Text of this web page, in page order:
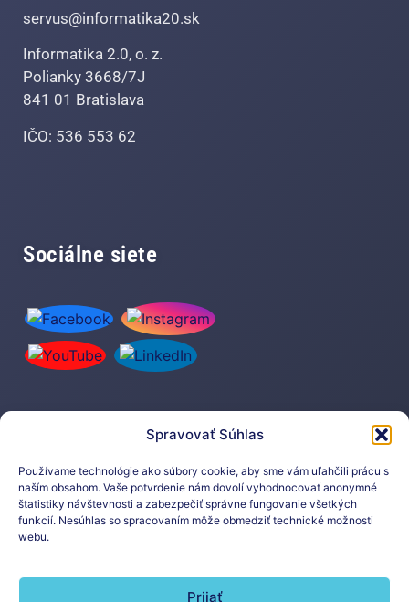
Spravovať Súhlas
Používame technológie ako súbory cookie, aby sme vám uľahčili prácu s
naším obsahom. Vaše potvrdenie nám dovolí vyhodnocovať anonymné
štatistiky návštevnosti a zabezpečiť správne fungovanie všetkých
funkcií. Nesúhlas so spracovaním môže obmedziť technické možnosti
webu.
Prijať
servus@informatika20.sk
Informatika 2.0, o. z.
Polianky 3668/7J
841 01 Bratislava
IČO: 536 553 62
Sociálne siete
Prihláste sa na odber nášho
newslettera